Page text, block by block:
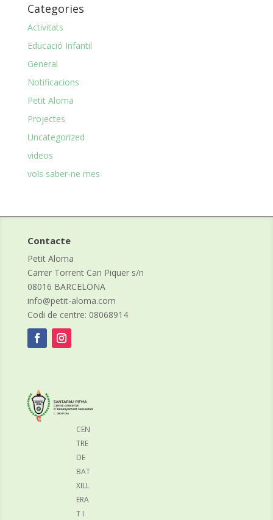
Categories
Activitats
Educació Infantil
General
Notificacions
Petit Aloma
Projectes
Uncategorized
videos
vols saber-ne mes
Contacte
Petit Aloma
Carrer Torrent Can Piquer s/n
08016 BARCELONA
info@petit-aloma.com
Codi de centre: 08068914
CEN
TRE
DE
BAT
XILL
ERA
T I